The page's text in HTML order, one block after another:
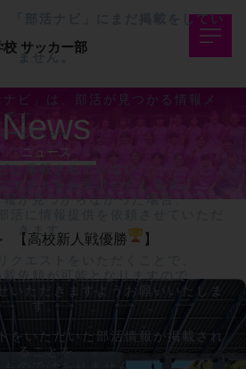
「部活ナビ」にまだ掲載をしてい
ません。
ナビ」は、部活が見つかる情報メ
す。
ージへ>>
に掲載されていない
が見つからなかった場合、
きます。
依頼が可能となりますので、
いただきますようお願いいたしま
す。
をいただいた部活情報が掲載され
ることを
校 サッカー部
ニュース
News
【高校新人戦優勝 】